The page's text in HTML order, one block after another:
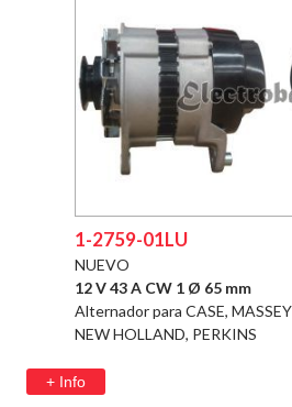
1-2759-01LU
NUEVO
12 V 43 A CW 1 Ø 65 mm
Alternador para CASE,
NEW HOLLAND, PERKINS
+ Info